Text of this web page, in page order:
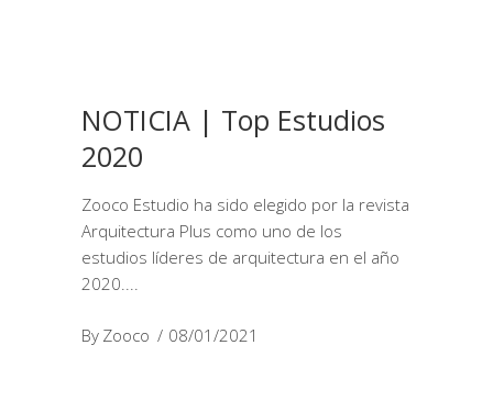
NOTICIA | Top Estudios
2020
Zooco Estudio ha sido elegido por la revista
Arquitectura Plus como uno de los
estudios líderes de arquitectura en el año
2020.
By Zooco 08/01/2021